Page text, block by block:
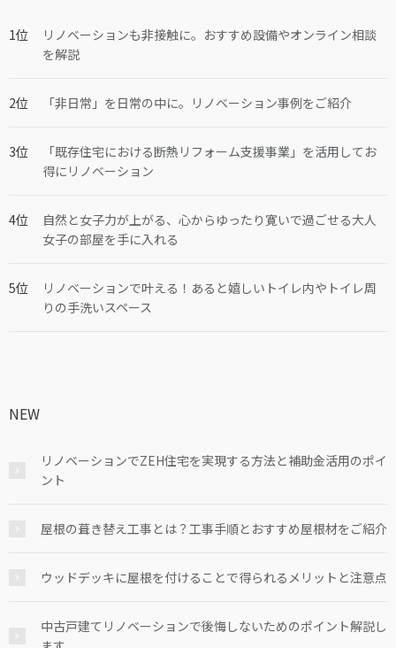
リノベーションも非接触に。おすすめ設備やオンライン相談
を解説
「非日常」を日常の中に。リノベーション事例をご紹介
「既存住宅における断熱リフォーム支援事業」を活用してお
得にリノベーション
自然と女子力が上がる、心からゆったり寛いで過ごせる大人
女子の部屋を手に入れる
リノベーションで叶える！あると嬉しいトイレ内やトイレ周
りの手洗いスペース
NEW
リノベーションでZEH住宅を実現する方法と補助金活用のポイ
ント
屋根の葺き替え工事とは？工事手順とおすすめ屋根材をご紹介
ウッドデッキに屋根を付けることで得られるメリットと注意点
中古戸建てリノベーションで後悔しないためのポイント解説し